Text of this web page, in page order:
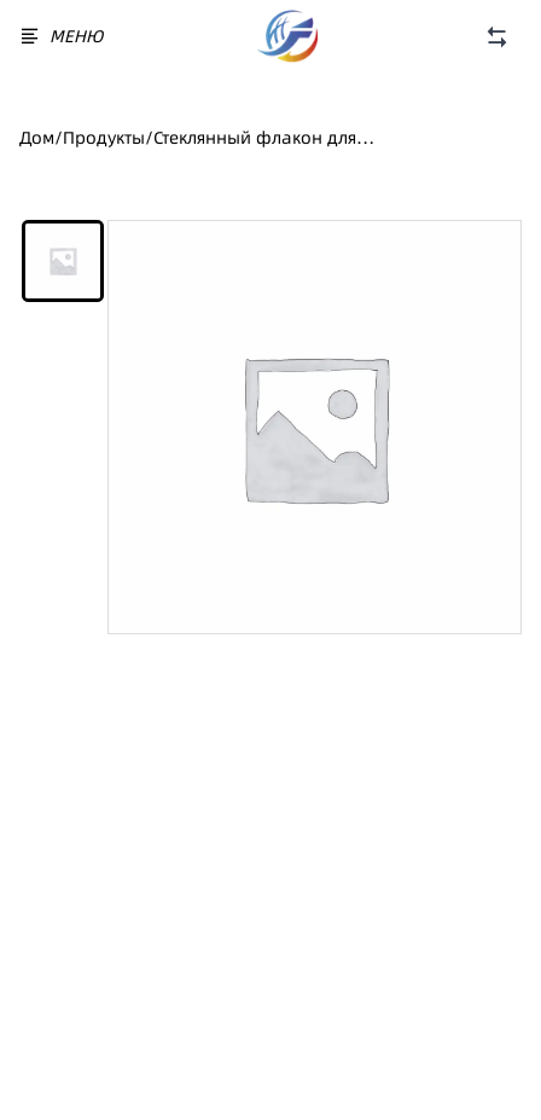
МЕНЮ
Дом/Продукты/Стеклянный флакон для